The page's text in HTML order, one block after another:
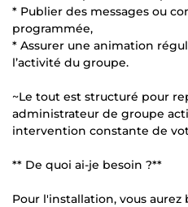
* Publier des messages ou
programmée,
* Assurer une animation
l’activité du groupe.
~Le tout est structuré pour
administrateur de groupe
intervention constante de
** De quoi ai-je besoin ?**
Pour l'installation, vous